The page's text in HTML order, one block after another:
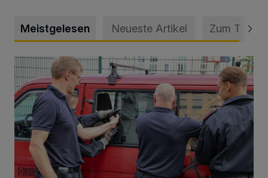
Meistgelesen Neueste Artikel Zum Thema
Feuerwehr befreit Kind aus verschlossenem VW Bulli